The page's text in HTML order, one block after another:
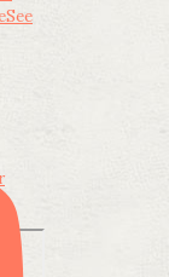
See